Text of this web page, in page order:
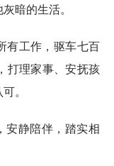
暗的生活。
有工作，驱车七百
打理家事、安抚孩
。
安静陪伴，踏实相